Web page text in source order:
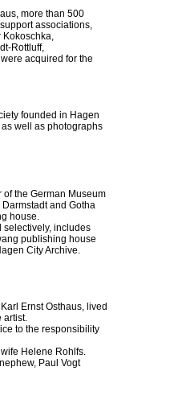
more than 500
associations,
Kokoschka,
Rottluff,
acquired for the
founded in Hagen
well as photographs
the German Museum
and Gotha
house.
selectively, includes
publishing house
City Archive.
Ernst Osthaus, lived
artist.
to the responsibility
Helene Rohlfs.
Paul Vogt